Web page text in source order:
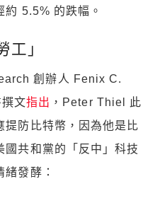
約 5.5% 的跌幅。
工」
創辦人 Fenix C.
文指出 ，Peter Thiel 此
提防比特幣，因為他是比
共和黨的「反中」科技
發酵：